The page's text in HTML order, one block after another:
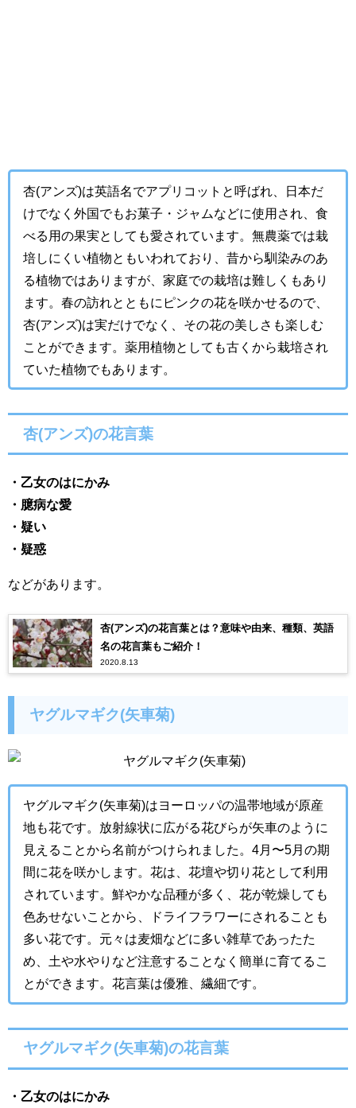
杏(アンズ)は英語名でアプリコットと呼ばれ、日本だ
けでなく外国でもお菓子・ジャムなどに使用され、食
べる用の果実としても愛されています。無農薬では栽
培しにくい植物ともいわれており、昔から馴染みのあ
る植物ではありますが、家庭での栽培は難しくもあり
ます。春の訪れとともにピンクの花を咲かせるので、
杏(アンズ)は実だけでなく、その花の美しさも楽しむ
ことができます。薬用植物としても古くから栽培され
ていた植物でもあります。
杏(アンズ)の花言葉
・ 乙女のはにかみ
・臆病な愛
・疑い
・疑惑
などがあります。
杏(アンズ)の花言葉とは？意味や由来、種類、英語
名の花言葉もご紹介！
2020.8.13
ヤグルマギク(矢車菊)
ヤグルマギク(矢車菊)はヨーロッパの温帯地域が原産
地も花です。放射線状に広がる花びらが矢車のように
見えることから名前がつけられました。4月〜5月の期
間に花を咲かします。花は、花壇や切り花として利用
されています。鮮やかな品種が多く、花が乾燥しても
色あせないことから、ドライフラワーにされることも
多い花です。元々は麦畑などに多い雑草であったた
め、土や水やりなど注意することなく簡単に育てるこ
とができます。花言葉は優雅、繊細です。
ヤグルマギク(矢車菊)の花言葉
・ 乙女のはにかみ